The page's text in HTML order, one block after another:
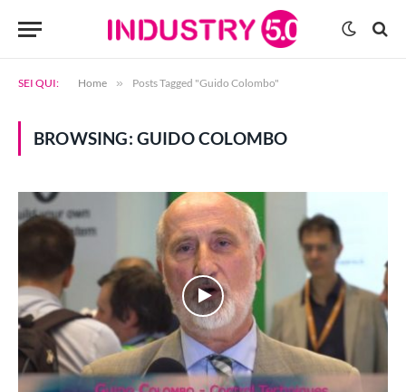
SEI QUI: Home » Posts Tagged "Guido Colombo"
BROWSING: GUIDO COLOMBO